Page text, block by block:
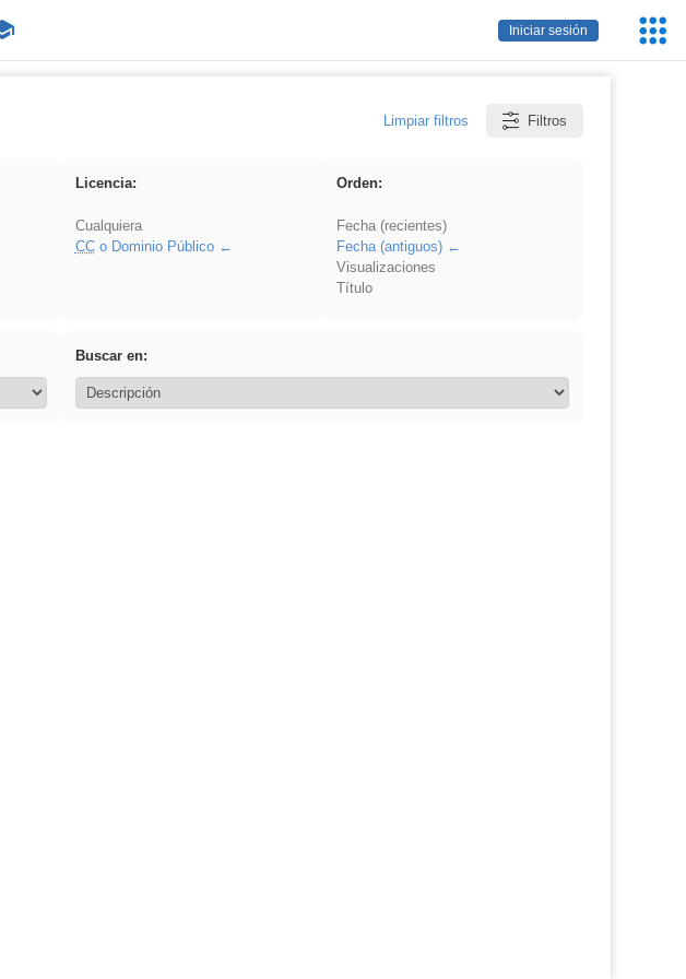
Iniciar sesión
Limpiar filtros Filtros
Licencia:
Cualquiera
CCo Dominio Público
Orden:
Fecha (recientes)
Fecha (antiguos)
Visualizaciones
Título
Buscar en: